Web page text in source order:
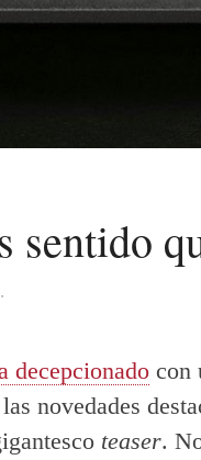
sentido
·
decepcionado con
novedades
teaser.